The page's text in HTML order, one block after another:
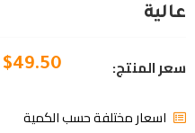
عالية
سعر المنتج: $49.50
اسعار مختلفة حسب الكمية